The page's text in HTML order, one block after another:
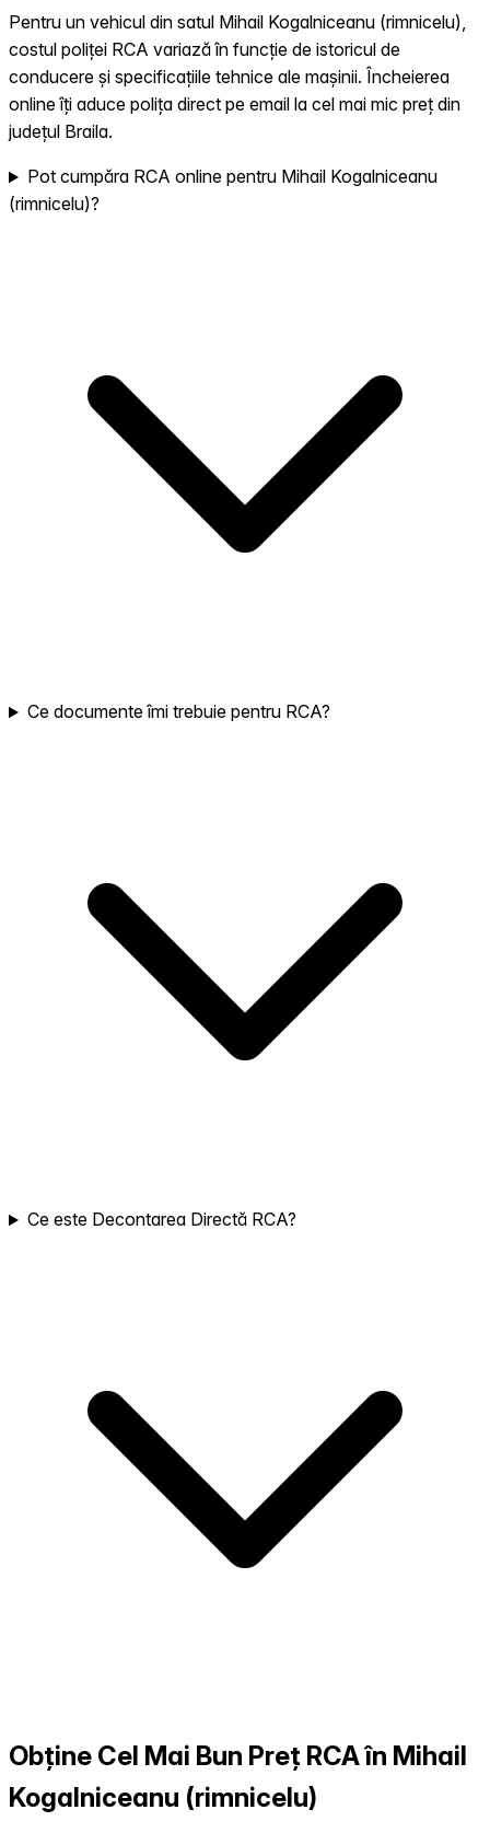
Pentru un vehicul din satul Mihail Kogalniceanu (rimnicelu),
costul poliței RCA variază în funcție de istoricul de
conducere și specificațiile tehnice ale mașinii. Încheierea
online îți aduce polița direct pe email la cel mai mic preț din
județul Braila.
Pot cumpăra RCA online pentru Mihail Kogalniceanu
(rimnicelu)?
Ce documente îmi trebuie pentru RCA?
Ce este Decontarea Directă RCA?
Obține Cel Mai Bun Preț RCA în Mihail
Kogalniceanu (rimnicelu)